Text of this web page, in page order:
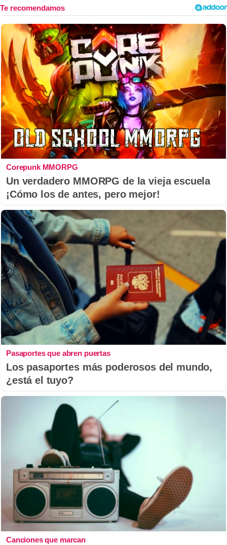
Corepunk MMORPG
Un verdadero MMORPG de la vieja escuela
¡Cómo los de antes, pero mejor!
Pasaportes que abren puertas
Los pasaportes más poderosos del mundo,
¿está el tuyo?
Canciones que marcan